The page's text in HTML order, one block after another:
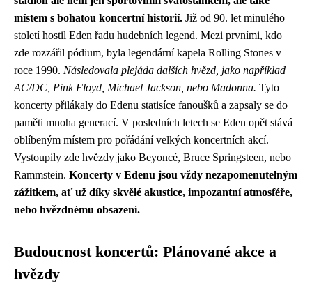
místem s bohatou koncertní historií. Již od 90. let minulého
století hostil Eden řadu hudebních legend. Mezi prvními, kdo
zde rozzářil pódium, byla legendární kapela Rolling Stones v
roce 1990. Následovala plejáda dalších hvězd, jako například
AC/DC, Pink Floyd, Michael Jackson, nebo Madonna. Tyto
koncerty přilákaly do Edenu statisíce fanoušků a zapsaly se do
paměti mnoha generací. V posledních letech se Eden opět stává
oblíbeným místem pro pořádání velkých koncertních akcí.
Vystoupily zde hvězdy jako Beyoncé, Bruce Springsteen, nebo
Rammstein. Koncerty v Edenu jsou vždy nezapomenutelným
zážitkem, ať už díky skvělé akustice, impozantní atmosféře,
nebo hvězdnému obsazení.
Budoucnost koncertů: Plánované akce a
hvězdy